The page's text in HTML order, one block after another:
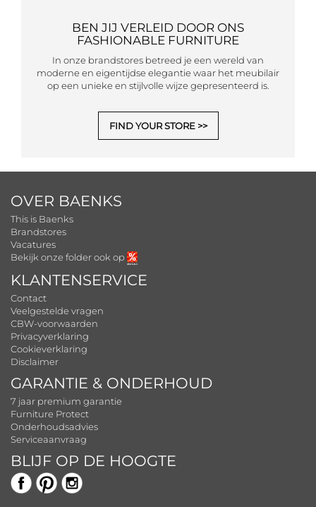
BEN JIJ VERLEID DOOR ONS
FASHIONABLE FURNITURE
In onze brandstores betreed je een wereld van
moderne en eigentijdse elegantie waar het meubilair
op een unieke en stijlvolle wijze gepresenteerd is.
FIND YOUR STORE
OVER BAENKS
This is Baenks
Brandstores
Vacatures
Bekijk onze folder ook op
KLANTENSERVICE
Contact
Veelgestelde vragen
CBW-voorwaarden
Privacyverklaring
Cookieverklaring
Disclaimer
GARANTIE & ONDERHOUD
7 jaar premium garantie
Furniture Protect
Onderhoudsadvies
Serviceaanvraag
BLIJF OP DE HOOGTE